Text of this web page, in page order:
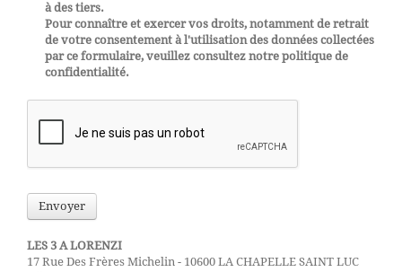
à des tiers.
Pour connaître et exercer vos droits, notamment de retrait
de votre consentement à l'utilisation des données collectées
par ce formulaire, veuillez consultez notre politique de
confidentialité.
Envoyer
LES 3 A LORENZI
17 Rue Des Frères Michelin - 10600 LA CHAPELLE SAINT LUC